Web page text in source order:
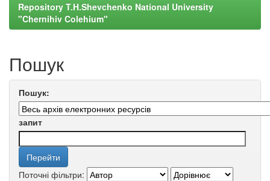
Repository T.H.Shevchenko National University
"Chernihiv Colehium"
Пошук
Пошук:
запит
Поточні фільтри: